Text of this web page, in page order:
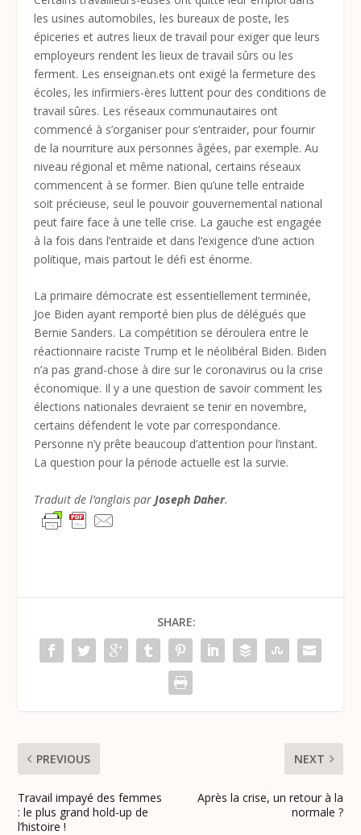
les usines automobiles, les bureaux de poste, les
épiceries et autres lieux de travail pour exiger que leurs
employeurs rendent les lieux de travail sûrs ou les
ferment. Les enseignan.ets ont exigé la fermeture des
écoles, les infirmiers-ères luttent pour des conditions de
travail sûres. Les réseaux communautaires ont
commencé à s’organiser pour s’entraider, pour fournir
de la nourriture aux personnes âgées, par exemple. Au
niveau régional et même national, certains réseaux
commencent à se former. Bien qu’une telle entraide
soit précieuse, seul le pouvoir gouvernemental national
peut faire face à une telle crise. La gauche est engagée
à la fois dans l’entraide et dans l’exigence d’une action
politique, mais partout le défi est énorme.
La primaire démocrate est essentiellement terminée,
Joe Biden ayant remporté bien plus de délégués que
Bernie Sanders. La compétition se déroulera entre le
réactionnaire raciste Trump et le néolibéral Biden. Biden
n’a pas grand-chose à dire sur le coronavirus ou la crise
économique. Il y a une question de savoir comment les
élections nationales devraient se tenir en novembre,
certains défendent le vote par correspondance.
Personne n’y prête beaucoup d’attention pour l’instant.
La question pour la période actuelle est la survie.
Traduit de l’anglais parJoseph Daher.
SHARE:
PREVIOUS
Travail impayé des femmes
: le plus grand hold-up de
l’histoire !
NEXT
Après la crise, un retour à la
normale ?